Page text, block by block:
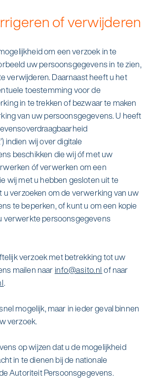
of verwijderen
om een verzoek in te
uw persoonsgegevens in te zien,
verwijderen. Daarnaast heeft u het
toestemming voor de
in te trekken of bezwaar te maken
van uw persoonsgegevens. U heeft
indien wij over digitale
beschikken die wij óf met uw
óf verwerken om een
wij met u hebben gesloten uit te
u verzoeken om de verwerking van uw
te beperken, of kunt u om een kopie
verwerkte persoonsgegevens
verzoek met betrekking tot uw
mailen naar info@asito.nl of naar
.
mogelijk, maar in ieder geval binnen
verzoek.
op wijzen dat u de mogelijkheid
in te dienen bij de nationale
Autoriteit Persoonsgegevens.